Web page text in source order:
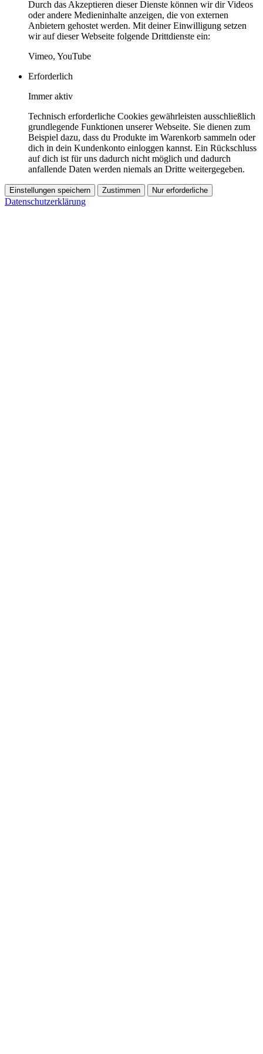
Durch das Akzeptieren dieser Dienste können wir dir Videos
oder andere Medieninhalte anzeigen, die von externen
Anbietern gehostet werden. Mit deiner Einwilligung setzen
wir auf dieser Webseite folgende Drittdienste ein:
Vimeo, YouTube
Erforderlich
Immer aktiv
Technisch erforderliche Cookies gewährleisten ausschließlich
grundlegende Funktionen unserer Webseite. Sie dienen zum
Beispiel dazu, dass du Produkte im Warenkorb sammeln oder
dich in dein Kundenkonto einloggen kannst. Ein Rückschluss
auf dich ist für uns dadurch nicht möglich und dadurch
anfallende Daten werden niemals an Dritte weitergegeben.
Einstellungen speichern Zustimmen Nur erforderliche
Datenschutzerklärung